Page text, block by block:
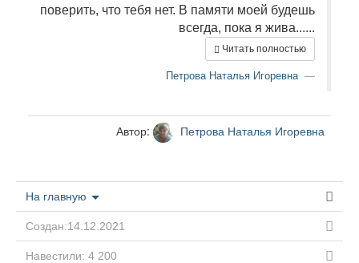
поверить, что тебя нет. В памяти моей будешь
всегда, пока я жива......
Читать полностью
Петрова Наталья Игоревна
Автор: Петрова Наталья Игоревна
На главную
Создан:14.12.2021
Навестили: 4 200